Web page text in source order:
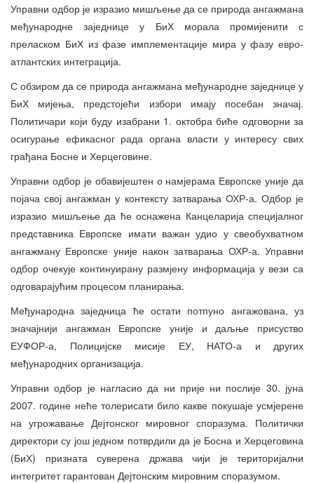
Управни одбор је изразио мишљење да се природа ангажмана
међународне заједнице у БиХ морала промијенити с
преласком БиХ из фазе имплементације мира у фазу евро-
атлантских интеграција.
С обзиром да се природа ангажмана међународне заједнице у
БиХ мијења, предстојећи избори имају посебан значај.
Политичари који буду изабрани 1. октобра биће одговорни за
осигурање ефикасног рада органа власти у интересу свих
грађана Босне и Херцеговине.
Управни одбор је обавијештен о намјерама Европске уније да
појача свој ангажман у контексту затварања ОХР-а. Одбор је
изразио мишљење да ће оснажена Канцеларија специјалног
представника Европске имати важан удио у свеобухватном
ангажману Европске уније након затварања ОХР-а. Управни
одбор очекује континуирану размјену информација у вези са
одговарајућим процесом планирања.
Међународна заједница ће остати потпуно ангажована, уз
значајнији ангажман Европске уније и даљње присуство
ЕУФОР-а, Полицијске мисије ЕУ, НАТО-а и других
међународних организација.
Управни одбор је нагласио да ни прије ни послије 30. јуна
2007. године неће толерисати било какве покушаје усмјерене
на угрожавање Дејтонског мировног споразума. Политички
директори су још једном потврдили да је Босна и Херцеговина
(БиХ) призната суверена држава чији је територијални
интегритет гарантован Дејтонским мировним споразумом.